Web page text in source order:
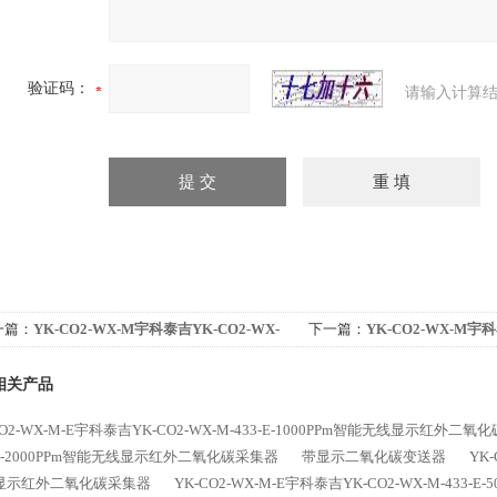
验证码： 请输入计算
： YK-CO2-WX-M宇科泰吉YK-CO2-WX-
下一篇： YK-CO2-WX-M宇
关产品
WX-M-E宇科泰吉YK-CO2-WX-M-433-E-1000PPm智能无线显示红外二氧化
2000PPm智能无线显示红外二氧化碳采集器
带显示二氧化碳变送器
YK-
示红外二氧化碳采集器
YK-CO2-WX-M-E宇科泰吉YK-CO2-WX-M-433-E-